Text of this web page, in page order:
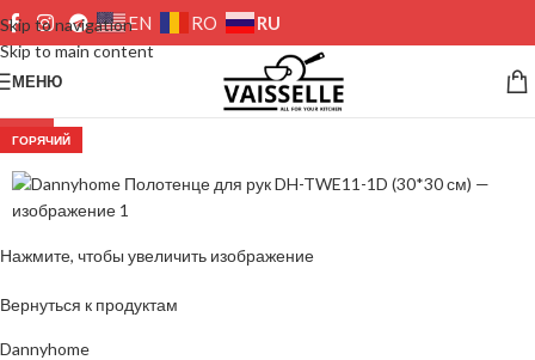
Skip to navigation
Skip to main content
EN RO RU
МЕНЮ
ГОРЯЧИЙ
Нажмите, чтобы увеличить изображение
Вернуться к продуктам
Dannyhome